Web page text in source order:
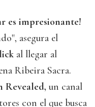
es impresionante!
asegura el
al llegar al
Ribeira Sacra.
Revealed, un canal
con el que busca